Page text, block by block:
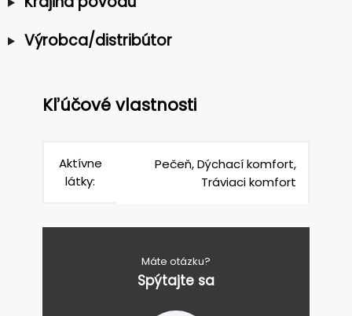
Výrobca/distribútor
Kľúčové vlastnosti
Aktívne
látky:
Pečeň, Dýchací komfort,
Tráviaci komfort
Máte otázku?
Spýtajte sa